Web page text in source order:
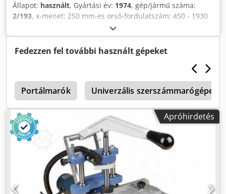
Állapot: használt, Gyártási év: 1974, gép/jármű száma:
2/193, x-menet: 250 mm-es orsó-fordulatszám: 450 - 1930
U / perc a gép mérete kb .: 1,40 x 1,40 x 2,10 m
Cjdpfxscxxrqo Anqsha
Fedezzen fel további használt gépeket
Portálmarók Univerzális szerszámmarógépek,
Apróhirdetés